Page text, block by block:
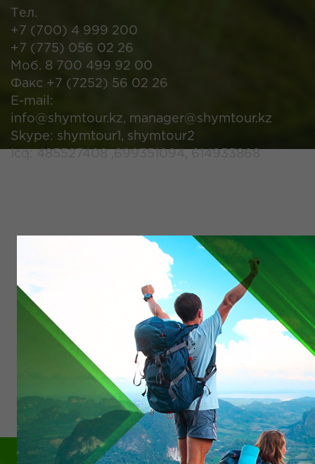
Тел.
+7 (700) 4 999 200
+7 (775) 056 02 26
Моб. 8 700 499 92 00
Факс +7 (7252) 56 02 26
Е-mail:
info@shymtour.kz, manager@shymtour.kz
Skype: shymtour1, shymtour2